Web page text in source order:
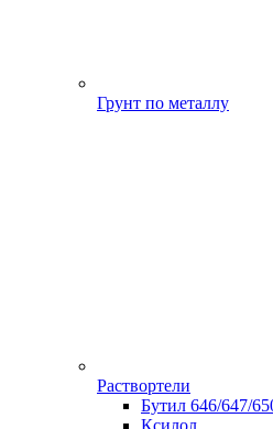
Грунт по металлу
Раствортели
Бутил 646/647/
Ксилол